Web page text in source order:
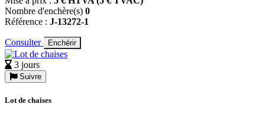
Nombre d'enchère(s) 0
Référence : J-13272-1
Consulter Enchérir
3 jours
Suivre
Lot de chaises